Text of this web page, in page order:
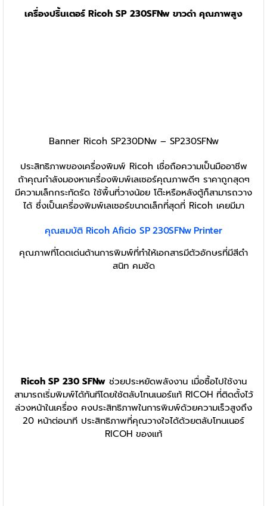
เครื่องปริ้นเตอร์ Ricoh SP 230SFNw ขาวดำ คุณภาพสูง
Banner Ricoh SP230DNw – SP230SFNw
ประสิทธิภาพของเครื่องพิมพ์ Ricoh เชื่อถือความเป็นมืออาชีพ
ถ้าคุณกำลังมองหาเครื่องพิมพ์เลเซอร์คุณภาพดีๆ ราคาถูกสุดๆ
มีความเล็กกระทัดรัด ใช้พื้นที่วางน้อย โต๊ะหรือหลังตู้ก็สามารถวาง
ได้ ซึ่งเป็นเครื่องพิมพ์เลเซอร์ขนาดเล็กที่สุดที่ Ricoh เคยมีมา
คุณสมบัติ Ricoh Aficio SP 230SFNw Printer
คุณภาพที่โดดเด่นด้านการพิมพ์ที่ทำให้เอกสารมีตัวอักษรที่มีสีดำ
สนิท คมชัด
Ricoh SP 230 SFNwช่วยประหยัดพลังงาน เมื่อซื้อไปใช้งาน
สามารถเริ่มพิมพ์ได้ทันทีโดยใช้ตลับโทนเนอร์แท้ RICOH ที่ติดตั้งไว้
ล่วงหน้าในเครื่อง คงประสิทธิภาพในการพิมพ์ด้วยความเร็วสูงถึง
20 หน้าต่อนาที ประสิทธิภาพที่คุณวางใจได้ด้วยตลับโทนเนอร์
RICOH ของแท้